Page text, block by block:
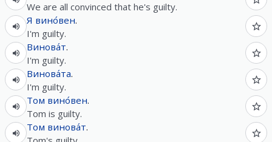
We are all convinced that he's guilty.
Я вино́вен.
I'm guilty.
Винова́т.
I'm guilty.
Винова́та.
I'm guilty.
Том вино́вен.
Tom is guilty.
Том винова́т.